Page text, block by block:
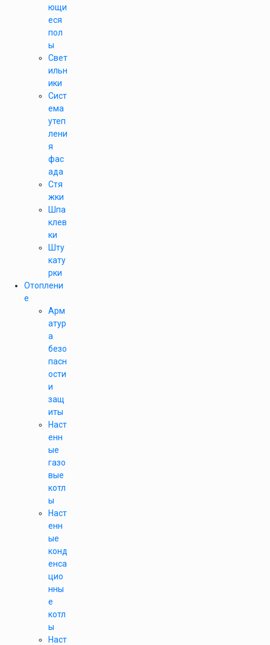
ющи
еся
пол
ы
Свет
ильн
ики
Сист
ема
утеп
лени
я
фас
ада
Стя
жки
Шпа
клев
ки
Шту
кату
рки
Отоплени
е
Арм
атур
а
безо
пасн
ости
и
защ
иты
Наст
енн
ые
газо
вые
котл
ы
Наст
енн
ые
конд
енса
цио
нны
е
котл
ы
Наст